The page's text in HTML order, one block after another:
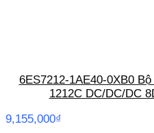
6ES7212-1AE40-0XB0
1212C DC/DC/DC
9,155,000₫